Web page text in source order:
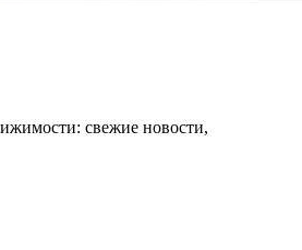
свежие новости,